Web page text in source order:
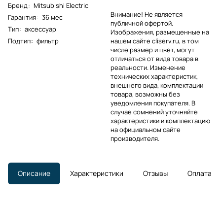
Бренд: Mitsubishi Electric
Гарантия: 36 мес
Тип: аксессуар
Подтип: фильтр
Внимание! Не является
публичной офертой.
Изображения, размещенные на
нашем сайте cliserv.ru, в том
числе размер и цвет, могут
отличаться от вида товара в
реальности. Изменение
технических характеристик,
внешнего вида, комплектации
товара, возможны без
уведомления покупателя. В
случае сомнений уточняйте
характеристики и комплектацию
на официальном сайте
производителя.
Описание Характеристики Отзывы Оплата